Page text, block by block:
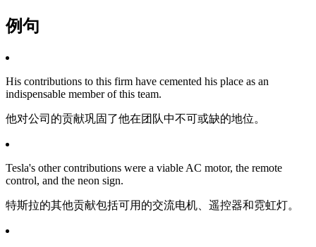
例句
His contributions to this firm have cemented his place as an
indispensable member of this team.
他对公司的贡献巩固了他在团队中不可或缺的地位。
Tesla's other contributions were a viable AC motor, the remote
control, and the neon sign.
特斯拉的其他贡献包括可用的交流电机、遥控器和霓虹灯。